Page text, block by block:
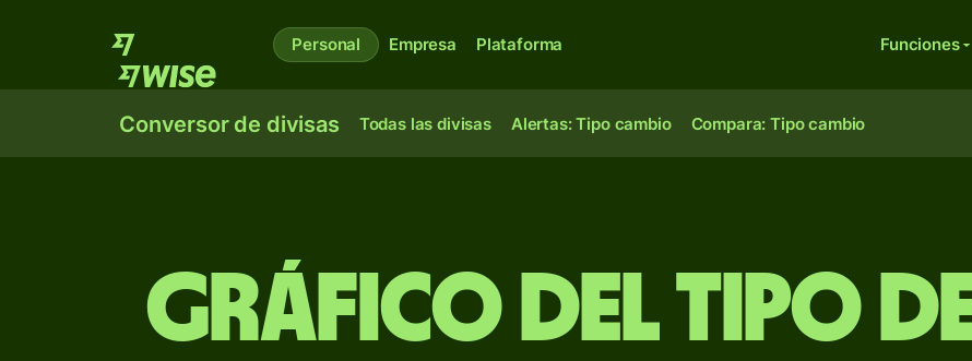
Personal Empresa Plataforma Funciones
Conversor de divisas Todas las divisas Alertas: Tipo cambio Compara: Tipo cambio
Gráfico del Tipo